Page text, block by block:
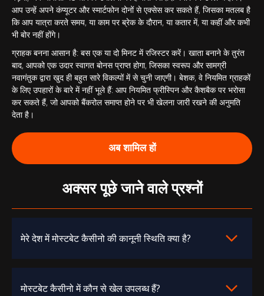
आप उन्हें अपने कंप्यूटर और स्मार्टफोन दोनों से एक्सेस कर सकते हैं, जिसका मतलब है
कि आप यात्रा करते समय, या काम पर ब्रेक के दौरान, या कतार में, या कहीं और कभी
भी बोर नहीं होंगे।
ग्राहक बनना आसान है: बस एक या दो मिनट में रजिस्टर करें। खाता बनाने के तुरंत
बाद, आपको एक उदार स्वागत बोनस प्राप्त होगा, जिसका स्वरूप और सामग्री
नवागंतुक द्वारा खुद ही बहुत सारे विकल्पों में से चुनी जाएगी। बेशक, वे नियमित ग्राहकों
के लिए उपहारों के बारे में नहीं भूले हैं: आप नियमित फ्रीस्पिन और कैशबैक पर भरोसा
कर सकते हैं, जो आपको बैंकरोल समाप्त होने पर भी खेलना जारी रखने की अनुमति
देता है।
अब शामिल हों
अक्सर पूछे जाने वाले प्रश्नों
मेरे देश में मोस्टबेट कैसीनो की कानूनी स्थिति क्या है?
मोस्टबेट कैसीनो में कौन से खेल उपलब्ध हैं?